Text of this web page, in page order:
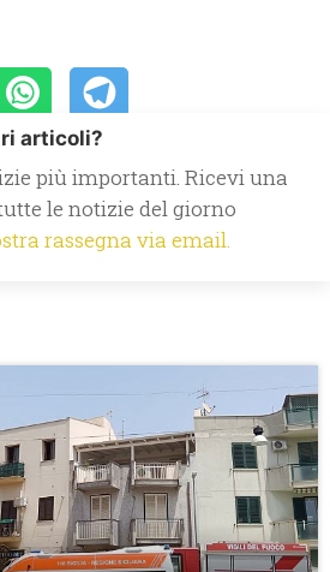
articoli?
più importanti. Ricevi una
le notizie del giorno
rassegna via email.